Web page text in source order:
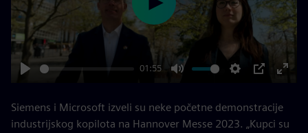
01:55
Play
Siemens i Microsoft izveli su neke početne demonstracije
industrijskog kopilota na Hannover Messe 2023. „Kupci su